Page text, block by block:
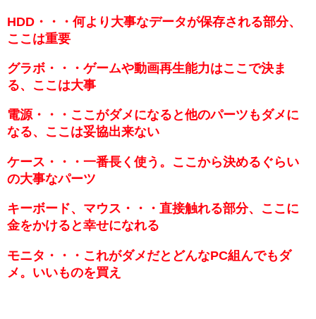
HDD・・・何より大事なデータが保存される部分、
ここは重要
グラボ・・・ゲームや動画再生能力はここで決ま
る、ここは大事
電源・・・ここがダメになると他のパーツもダメに
なる、ここは妥協出来ない
ケース・・・一番長く使う。ここから決めるぐらい
の大事なパーツ
キーボード、マウス・・・直接触れる部分、ここに
金をかけると幸せになれる
モニタ・・・これがダメだとどんなPC組んでもダ
メ。いいものを買え